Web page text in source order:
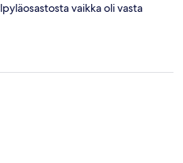
vaikka oli vasta